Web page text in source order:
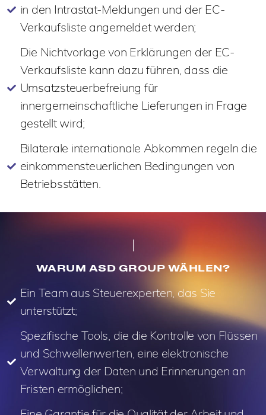
in den Intrastat-Meldungen und der EC-
Verkaufsliste angemeldet werden;
Die Nichtvorlage von Erklärungen der EC-
Verkaufsliste kann dazu führen, dass die
Umsatzsteuerbefreiung für
innergemeinschaftliche Lieferungen in Frage
gestellt wird;
Bilaterale internationale Abkommen regeln die
einkommensteuerlichen Bedingungen von
Betriebsstätten.
WARUM ASD GROUP WÄHLEN?
Ein Team aus Steuerexperten, das Sie
unterstützt;
Spezifische Tools, die die Kontrolle von Flüssen
und Schwellenwerten, eine elektronische
Verwaltung der Daten und Erinnerungen an
Fristen ermöglichen;